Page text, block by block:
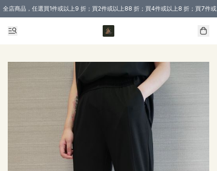
全店商品，任選買1件或以上9 折；買2件或以上88 折；買4件或以上8 折；買7件
購買 3 件商品或以上即享免運費優惠！（適用於 本地送貨、本地取貨 )